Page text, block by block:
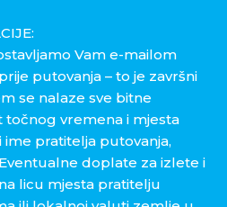
Vam e-mailom
putovanja – to je završni
se nalaze sve bitne
vremena i mjesta
pratitelja putovanja,
doplate za izlete i
licu mjesta pratitelju